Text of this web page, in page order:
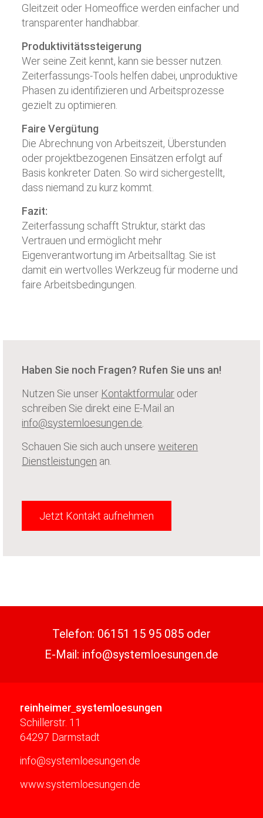
Gleitzeit oder Homeoffice werden einfacher und
transparenter handhabbar.
Produktivitätssteigerung
Wer seine Zeit kennt, kann sie besser nutzen.
Zeiterfassungs-Tools helfen dabei, unproduktive
Phasen zu identifizieren und Arbeitsprozesse
gezielt zu optimieren.
Faire Vergütung
Die Abrechnung von Arbeitszeit, Überstunden
oder projektbezogenen Einsätzen erfolgt auf
Basis konkreter Daten. So wird sichergestellt,
dass niemand zu kurz kommt.
Fazit:
Zeiterfassung schafft Struktur, stärkt das
Vertrauen und ermöglicht mehr
Eigenverantwortung im Arbeitsalltag. Sie ist
damit ein wertvolles Werkzeug für moderne und
faire Arbeitsbedingungen.
Haben Sie noch Fragen? Rufen Sie uns an!
Nutzen Sie unser Kontaktformular oder
schreiben Sie direkt eine E-Mail an
info@systemloesungen.de
Schauen Sie sich auch unsereweiteren
Dienstleistungen an.
Jetzt Kontakt aufnehmen
Telefon: 06151 15 95 085 oder
E-Mail: info@systemloesungen.de
reinheimer systemloesungen
Schillerstr. 11
64297 Darmstadt
info@systemloesungen.de
www.systemloesungen.de